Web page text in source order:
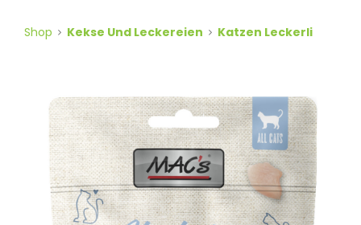
Shop Kekse Und Leckereien Katzen Leckerli